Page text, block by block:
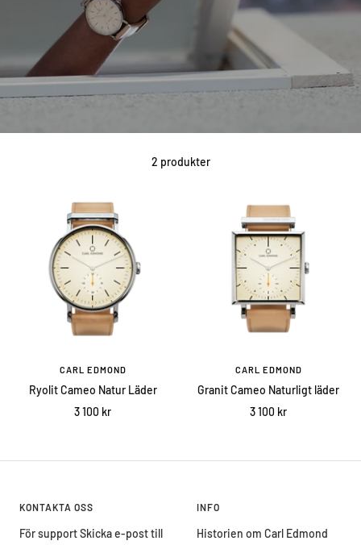
2 produkter
CARL EDMOND
Ryolit Cameo Natur Läder
Sale
3 100 kr
CARL EDMOND
Granit Cameo Naturligt läder
Sale
3 100 kr
KONTAKTA OSS
För support Skicka e-post till
INFO
Historien om Carl Edmond